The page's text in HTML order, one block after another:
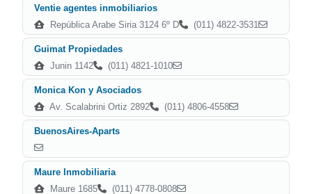
Ventie agentes inmobiliarios
República Arabe Siria 3124 6º D
(011) 4822-3531
Guimat Propiedades
Junin 1142
(011) 4821-1010
Monica Kon y Asociados
Av. Scalabrini Ortiz 2892
(011) 4806-4558
BuenosAires-Aparts
Maure Inmobiliaria
Maure 1685
(011) 4778-0808